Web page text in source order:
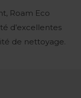
Roam Eco
d’excellentes
de nettoyage.